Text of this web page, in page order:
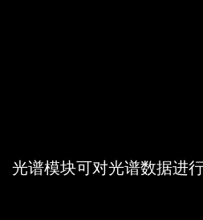
光谱模块可对光谱数据进